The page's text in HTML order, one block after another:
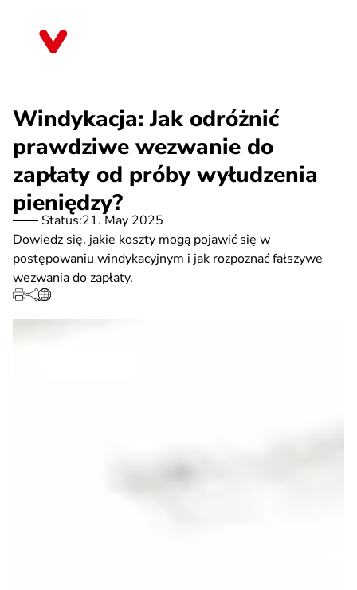
Windykacja: Jak odróżnić
prawdziwe wezwanie do
zapłaty od próby wyłudzenia
pieniędzy?
Status:21. May 2025
Dowiedz się, jakie koszty mogą pojawić się w
postępowaniu windykacyjnym i jak rozpoznać fałszywe
wezwania do zapłaty.